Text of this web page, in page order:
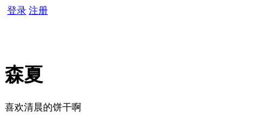
登录 注册
森夏
喜欢清晨的饼干啊